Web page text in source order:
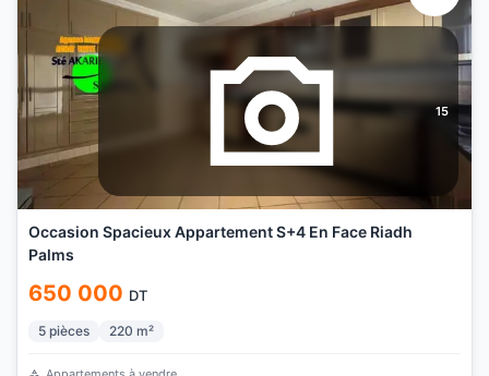
15
Occasion Spacieux Appartement S+4 En Face Riadh
Palms
650 000 DT
5 pièces 220 m²